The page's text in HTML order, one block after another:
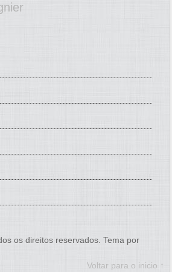
os direitos reservados. Tema por
Voltar para o inicio ↑